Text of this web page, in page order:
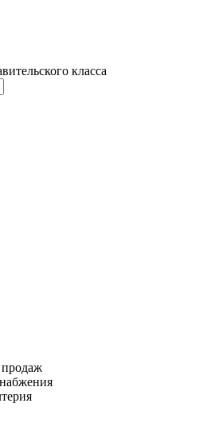
класса
продаж